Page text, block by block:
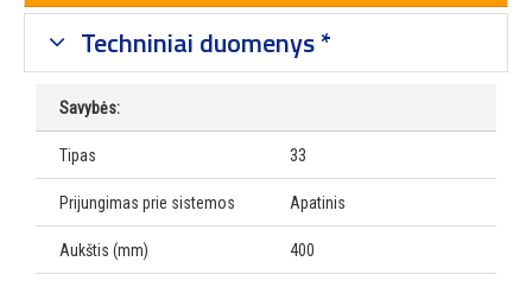
Techniniai duomenys *
Savybės:
Tipas 33
Prijungimas prie sistemos Apatinis
Aukštis (mm) 400